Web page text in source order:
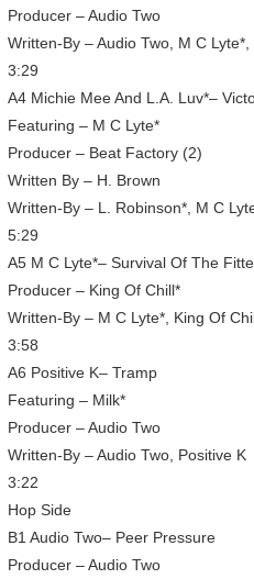
Producer – Audio Two
Written-By – Audio Two, M C Lyte*,
3:29
A4 Michie Mee And L.A. Luv*–
Featuring – M C Lyte*
Producer – Beat Factory (2)
Written By – H. Brown
Written-By – L. Robinson*, M C
5:29
A5 M C Lyte*– Survival Of The
Producer – King Of Chill*
Written-By – M C Lyte*, King Of
3:58
A6 Positive K– Tramp
Featuring – Milk*
Producer – Audio Two
Written-By – Audio Two, Positive K
3:22
Hop Side
B1 Audio Two– Peer Pressure
Producer – Audio Two